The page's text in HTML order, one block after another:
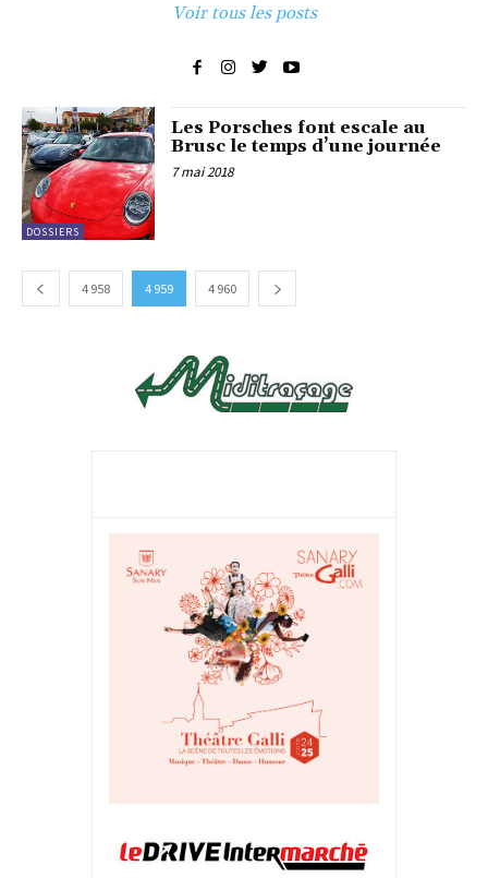
Voir tous les posts
DOSSIERS
Les Porsches font escale au
Brusc le temps d’une journée
7 mai 2018
4 958 4 959 4 960